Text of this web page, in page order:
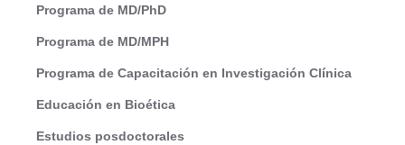
Programa de MD/PhD
Programa de MD/MPH
Programa de Capacitación en Investigación Clínica
Educación en Bioética
Estudios posdoctorales